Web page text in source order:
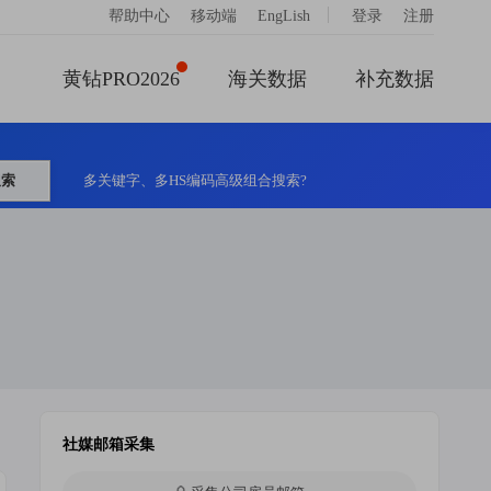
帮助中心 移动端 EngLish 登录 注册
黄钻PRO2026 海关数据 补充数据
多关键字、多HS编码高级组合搜索?
社媒邮箱采集